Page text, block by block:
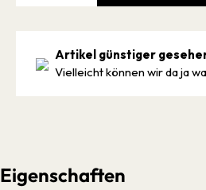
Artikel günstiger
Vielleicht können wir da ja
Eigenschaften